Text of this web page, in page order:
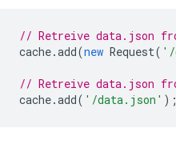
// Retreive data.json
cache.add(new Request( '/
// Retreive data.json
cache.add( '/data.json' );